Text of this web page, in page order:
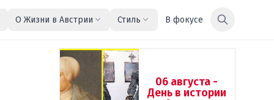
О Жизни в Австрии Стиль В фокусе
06 августа -
День в истории